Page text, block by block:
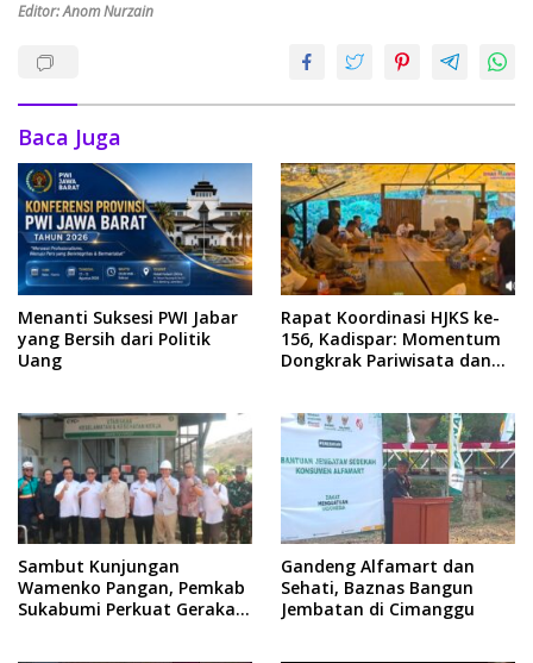
Editor: Anom Nurzain
Baca Juga
Menanti Suksesi PWI Jabar
yang Bersih dari Politik
Uang
Rapat Koordinasi HJKS ke-
156, Kadispar: Momentum
Dongkrak Pariwisata dan
Sambut Kunjungan
Wamenko Pangan, Pemkab
Sukabumi Perkuat Gerakan
Gandeng Alfamart dan
Sehati, Baznas Bangun
Jembatan di Cimanggu